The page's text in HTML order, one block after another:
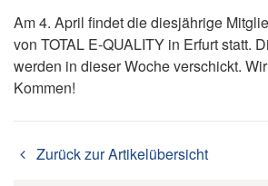
Am 4. April findet die diesjährige
von TOTAL E-QUALITY in Erfurt statt.
werden in dieser Woche verschickt.
Kommen!
Zurück zur Artikelübersicht